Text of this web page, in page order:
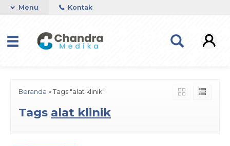
Menu Kontak
Beranda » Tags "alat klinik"
Tags alat klinik